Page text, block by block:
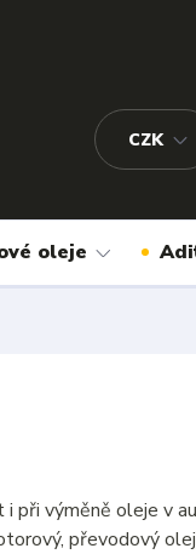
CZK
oleje
výměně oleje v
převodový